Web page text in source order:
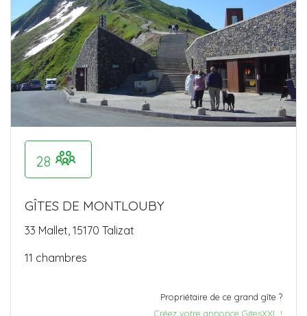
28
GÎTES DE MONTLOUBY
33 Mallet, 15170 Talizat
11 chambres
Propriétaire de ce grand gîte ?
Créez votre annonce GitesXXL !